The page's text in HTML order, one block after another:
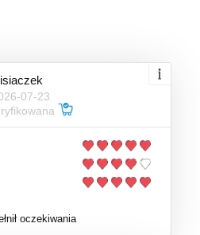
07-23
oczekiwania